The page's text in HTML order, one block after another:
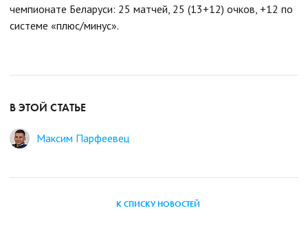
чемпионате Беларуси: 25 матчей, 25 (13+12) очков, +12 по
системе «плюс/минус».
В ЭТОЙ СТАТЬЕ
Максим Парфеевец
К СПИСКУ НОВОСТЕЙ